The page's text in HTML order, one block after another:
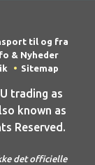
til og fra
& Nyheder
Sitemap
trading as
known as
Reserved.
det officielle